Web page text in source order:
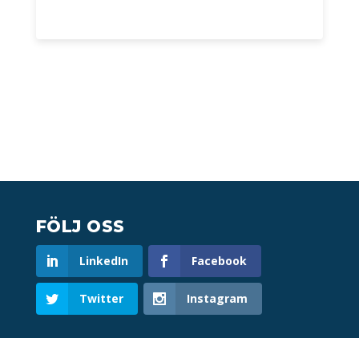
FÖLJ OSS
LinkedIn Facebook
Twitter Instagram